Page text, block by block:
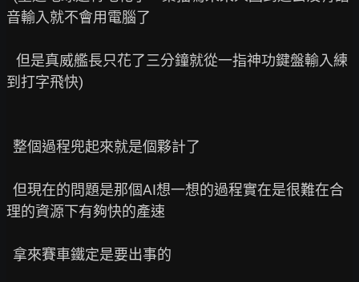
音輸入就不會用電腦了
到打字飛快)
理的資源下有夠快的產速